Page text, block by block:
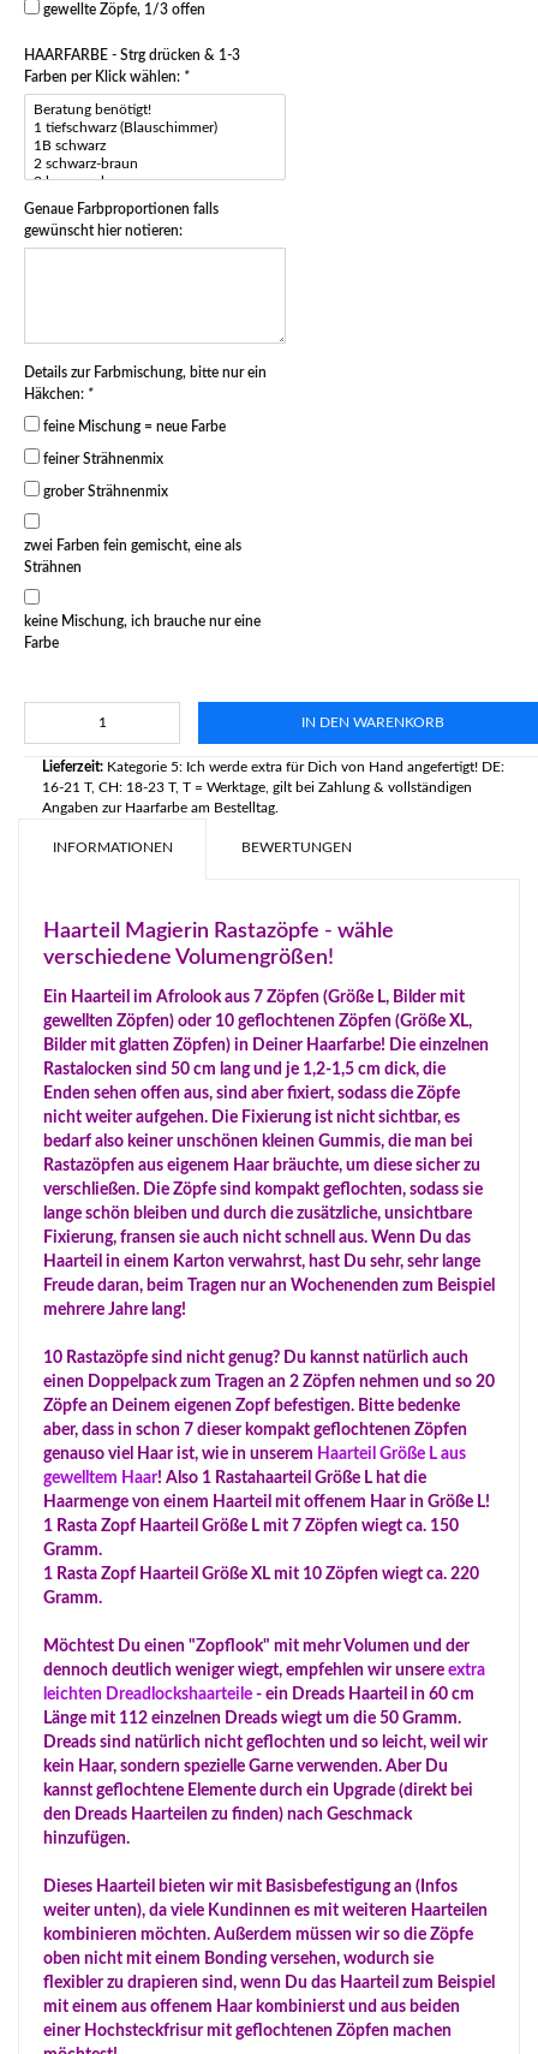
gewellte Zöpfe, 1/3 offen
HAARFARBE - Strg drücken & 1-3
Farben per Klick wählen: *
Genaue Farbproportionen falls
gewünscht hier notieren:
Details zur Farbmischung, bitte nur ein
Häkchen: *
feine Mischung = neue Farbe
feiner Strähnenmix
grober Strähnenmix
zwei Farben fein gemischt, eine als
Strähnen
keine Mischung, ich brauche nur eine
Farbe
IN DEN WARENKORB
Lieferzeit: Kategorie 5: Ich werde extra für Dich von Hand angefertigt! DE:
16-21 T, CH: 18-23 T, T = Werktage, gilt bei Zahlung & vollständigen
Angaben zur Haarfarbe am Bestelltag.
INFORMATIONEN BEWERTUNGEN
Haarteil Magierin Rastazöpfe - wähle
verschiedene Volumengrößen!
Ein Haarteil im Afrolook aus 7 Zöpfen (Größe L, Bilder mit
gewellten Zöpfen) oder 10 geflochtenen Zöpfen (Größe XL,
Bilder mit glatten Zöpfen) in Deiner Haarfarbe! Die einzelnen
Rastalocken sind 50 cm lang und je 1,2-1,5 cm dick, die
Enden sehen offen aus, sind aber fixiert, sodass die Zöpfe
nicht weiter aufgehen. Die Fixierung ist nicht sichtbar, es
bedarf also keiner unschönen kleinen Gummis, die man bei
Rastazöpfen aus eigenem Haar bräuchte, um diese sicher zu
verschließen. Die Zöpfe sind kompakt geflochten, sodass sie
lange schön bleiben und durch die zusätzliche, unsichtbare
Fixierung, fransen sie auch nicht schnell aus. Wenn Du das
Haarteil in einem Karton verwahrst, hast Du sehr, sehr lange
Freude daran, beim Tragen nur an Wochenenden zum Beispiel
mehrere Jahre lang!
10 Rastazöpfe sind nicht genug? Du kannst natürlich auch
einen Doppelpack zum Tragen an 2 Zöpfen nehmen und so 20
Zöpfe an Deinem eigenen Zopf befestigen. Bitte bedenke
aber, dass in schon 7 dieser kompakt geflochtenen Zöpfen
genauso viel Haar ist, wie in unserem Haarteil Größe L aus
gewelltem Haar! Also 1 Rastahaarteil Größe L hat die
Haarmenge von einem Haarteil mit offenem Haar in Größe L!
1 Rasta Zopf Haarteil Größe L mit 7 Zöpfen wiegt ca. 150
Gramm.
1 Rasta Zopf Haarteil Größe XL mit 10 Zöpfen wiegt ca. 220
Gramm.
Möchtest Du einen "Zopflook" mit mehr Volumen und der
dennoch deutlich weniger wiegt, empfehlen wir unsere extra
leichten Dreadlockshaarteile - ein Dreads Haarteil in 60 cm
Länge mit 112 einzelnen Dreads wiegt um die 50 Gramm.
Dreads sind natürlich nicht geflochten und so leicht, weil wir
kein Haar, sondern spezielle Garne verwenden. Aber Du
kannst geflochtene Elemente durch ein Upgrade (direkt bei
den Dreads Haarteilen zu finden) nach Geschmack
hinzufügen.
Dieses Haarteil bieten wir mit Basisbefestigung an (Infos
weiter unten), da viele Kundinnen es mit weiteren Haarteilen
kombinieren möchten. Außerdem müssen wir so die Zöpfe
oben nicht mit einem Bonding versehen, wodurch sie
flexibler zu drapieren sind, wenn Du das Haarteil zum Beispiel
mit einem aus offenem Haar kombinierst und aus beiden
einer Hochsteckfrisur mit geflochtenen Zöpfen machen